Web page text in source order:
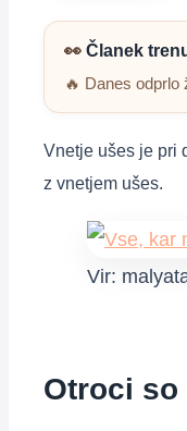
👀 Članek
🔥 Danes odprlo
Vnetje ušes je pri
z vnetjem ušes.
Vir:
Otroci so